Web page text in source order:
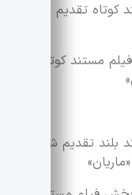
تقدیم شد به
مستند کوتاه
تقدیم شد به